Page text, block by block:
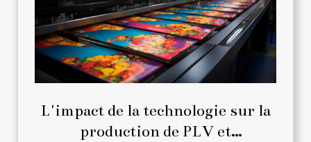
L'impact de la technologie sur la
production de PLV et